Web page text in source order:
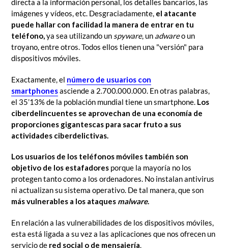
directa a la información personal, los detalles bancarios, las
imágenes y vídeos, etc. Desgraciadamente, el atacante
puede hallar con facilidad la manera de entrar en tu
teléfono,ya sea utilizando un spyware, un adwareo un
troyano, entre otros. Todos ellos tienen una "versión" para
dispositivos móviles.
Exactamente, el número de usuarios con
smartphonesasciende a 2.700.000.000. En otras palabras,
el 35’13% de la población mundial tiene un smartphone. Los
ciberdelincuentes se aprovechan de una economía de
proporciones gigantescas para sacar fruto a sus
actividades ciberdelictivas.
Los usuarios de los teléfonos móviles también son
objetivo de los estafadores porque la mayoría no los
protegen tanto como a los ordenadores. No instalan antivirus
ni actualizan su sistema operativo. De tal manera, que son
más vulnerables a los ataques malware.
En relación a las vulnerabilidades de los dispositivos móviles,
esta está ligada a su vez a las aplicaciones que nos ofrecen un
servicio de red social o de mensajería